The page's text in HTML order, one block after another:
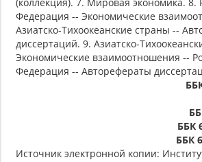
Федерация -- Экономические
Азиатско-Тихоокеанские страны --
диссертаций. 9. Азиатско-
Экономические взаимоотношения --
Федерация -- Авторефераты
ББК
ББК
Источник электронной копии: